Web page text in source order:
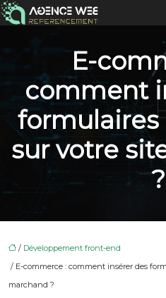
E-
comment
sur votre
?
/ Développement front-end
/ E-commerce : comment insérer des
marchand ?